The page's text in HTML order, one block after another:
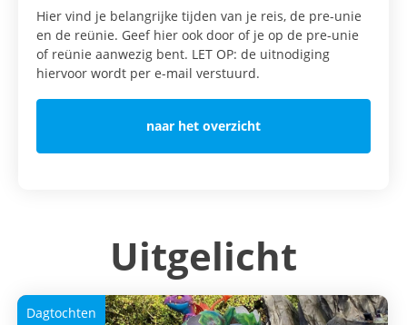
Hier vind je belangrijke tijden van je reis, de pre-unie
en de reünie. Geef hier ook door of je op de pre-unie
of reünie aanwezig bent. LET OP: de uitnodiging
hiervoor wordt per e-mail verstuurd.
naar het overzicht
Uitgelicht
Dagtochten